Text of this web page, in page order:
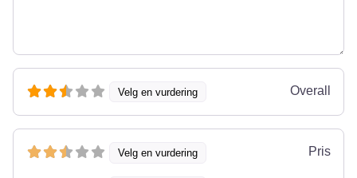
Velg en vurdering Overall
Velg en vurdering Pris